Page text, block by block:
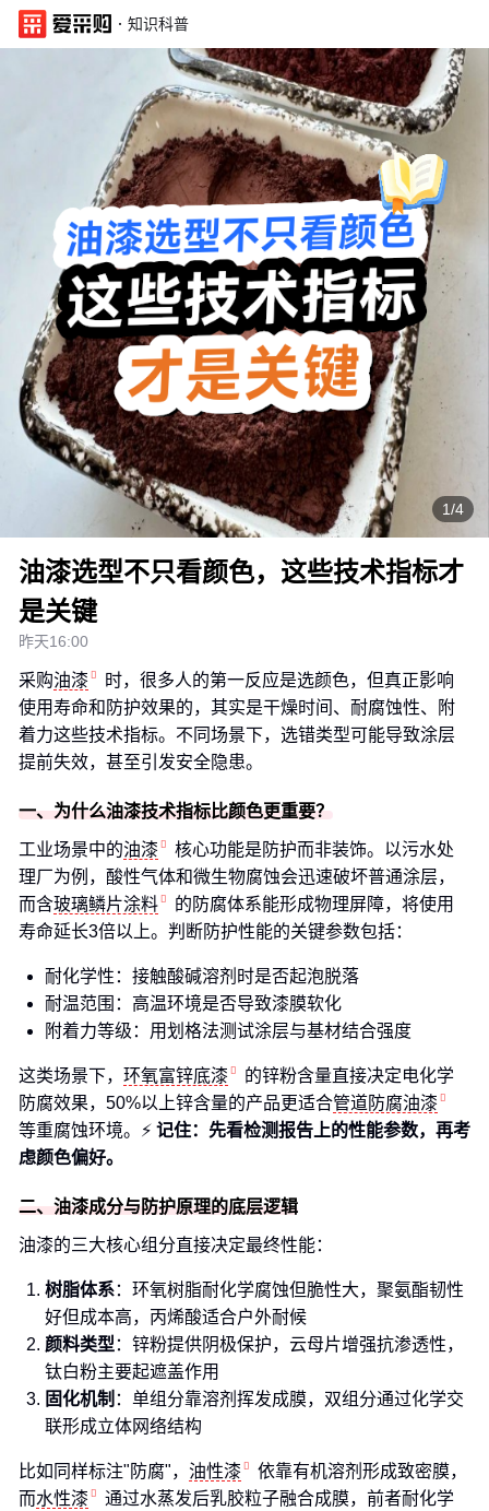
· 知识科普
1/4
油漆选型不只看颜色，这些技术指标才
是关键
昨天16:00
采购油漆
时，很多人的第一反应是选颜色，但真正影响
使用寿命和防护效果的，其实是干燥时间、耐腐蚀性、附
着力这些技术指标。不同场景下，选错类型可能导致涂层
提前失效，甚至引发安全隐患。
一、为什么油漆技术指标比颜色更重要？
工业场景中的油漆
核心功能是防护而非装饰。以污水处
理厂为例，酸性气体和微生物腐蚀会迅速破坏普通涂层，
而含玻璃鳞片涂料
的防腐体系能形成物理屏障，将使用
寿命延长3倍以上。判断防护性能的关键参数包括：
耐化学性：接触酸碱溶剂时是否起泡脱落
耐温范围：高温环境是否导致漆膜软化
附着力等级：用划格法测试涂层与基材结合强度
这类场景下， 环氧富锌底漆
的锌粉含量直接决定电化学
防腐效果，50%以上锌含量的产品更适合管道防腐油漆
等重腐蚀环境。⚡️ 记住：先看检测报告上的性能参数，再考
虑颜色偏好。
二、油漆成分与防护原理的底层逻辑
油漆的三大核心组分直接决定最终性能：
树脂体系：环氧树脂耐化学腐蚀但脆性大，聚氨酯韧性
好但成本高，丙烯酸适合户外耐候
颜料类型 ：锌粉提供阴极保护，云母片增强抗渗透性，
钛白粉主要起遮盖作用
固化机制 ：单组分靠溶剂挥发成膜，双组分通过化学交
联形成立体网络结构
比如同样标注"防腐"， 油性漆
依靠有机溶剂形成致密膜，
而水性漆
通过水蒸发后乳胶粒子融合成膜，前者耐化学